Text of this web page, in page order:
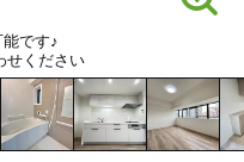
です♪
せください